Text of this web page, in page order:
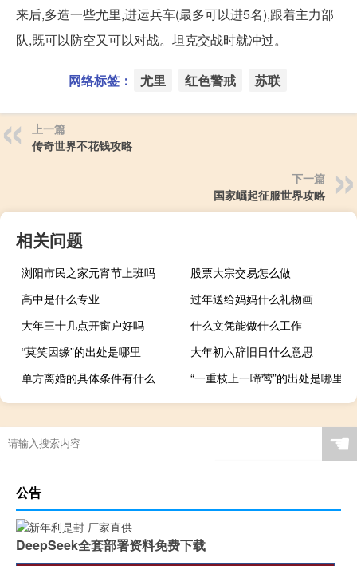
来后,多造一些尤里,进运兵车(最多可以进5名),跟着主力部
队,既可以防空又可以对战。坦克交战时就冲过。
网络标签： 尤里 红色警戒 苏联
上一篇
传奇世界不花钱攻略
下一篇
国家崛起征服世界攻略
相关问题
浏阳市民之家元宵节上班吗
股票大宗交易怎么做
高中是什么专业
过年送给妈妈什么礼物画
大年三十几点开窗户好吗
什么文凭能做什么工作
“莫笑因缘”的出处是哪里
大年初六辞旧日什么意思
单方离婚的具体条件有什么
“一重枝上一啼莺”的出处是哪里
☚
公告
DeepSeek全套部署资料免费下载